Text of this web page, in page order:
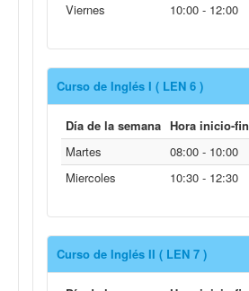
Viernes
10:00 - 12:00
Curso de Inglés I ( LEN 6 )
Día de la semana Hora inicio-fin
Martes
08:00 - 10:00
Miercoles
10:30 - 12:30
Curso de Inglés II ( LEN 7 )